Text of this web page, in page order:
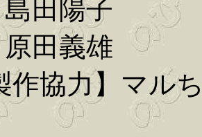
島田陽子
原田義雄
作協力】マル